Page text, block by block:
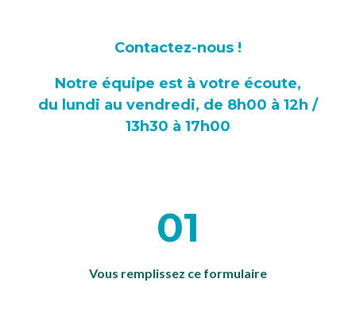
Contactez-nous !
Notre équipe est à votre écoute,
du lundi au vendredi, de 8h00 à 12h /
13h30 à 17h00
01
Vous remplissez ce formulaire